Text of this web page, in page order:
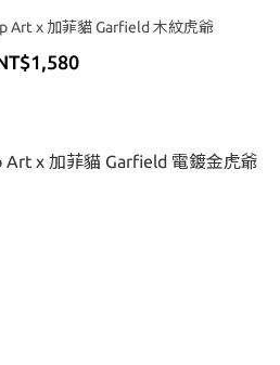
Art x 加菲貓 Garfield 木紋虎爺